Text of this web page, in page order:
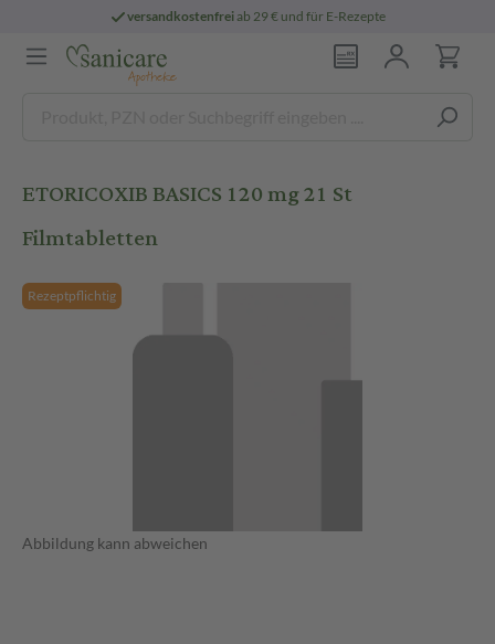
versandkostenfreiab 29 € und für E-Rezepte
ETORICOXIB BASICS 120 mg 21 St
Filmtabletten
Rezeptpflichtig
Abbildung kann abweichen